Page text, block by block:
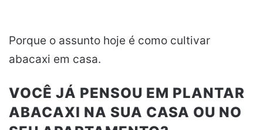
Porque o assunto hoje é como cultivar
abacaxi em casa.
VOCÊ JÁ PENSOU EM PLANTAR
ABACAXI NA SUA CASA OU NO